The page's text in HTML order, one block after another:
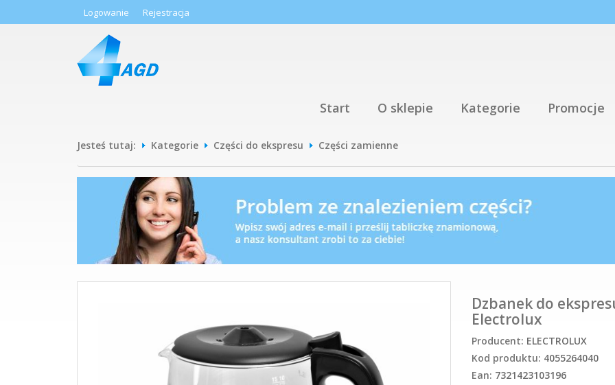
Logowanie Rejestracja
Start O sklepie Kategorie Promocje
Jesteś tutaj: Kategorie Części do ekspresu Części zamienne
Dzbanek do
Electrolux
Producent: ELECTROLUX
Kod produktu: 4055264040
Ean: 7321423103196